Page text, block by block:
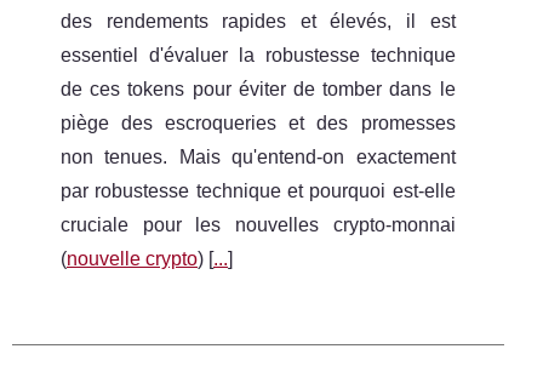
des rendements rapides et élevés, il est
essentiel d'évaluer la robustesse technique
de ces tokens pour éviter de tomber dans le
piège des escroqueries et des promesses
non tenues. Mais qu'entend-on exactement
par robustesse technique et pourquoi est-elle
cruciale pour les nouvelles crypto-monnai
(nouvelle crypto) [...]